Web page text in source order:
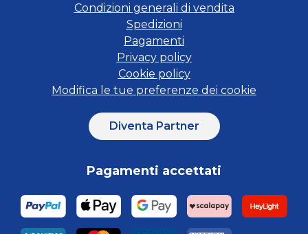
Condizioni generali di vendita
Spedizioni
Pagamenti
Privacy policy
Cookie policy
Modifica le tue preferenze dei cookie
Diventa Partner
Pagamenti accettati